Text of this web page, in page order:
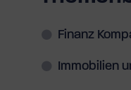
Finanz
Immobilien